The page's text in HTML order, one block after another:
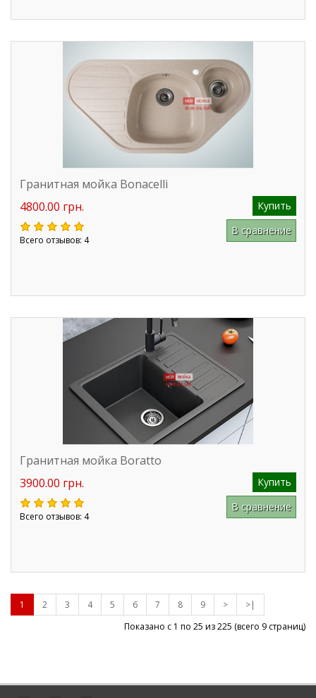
Гранитная мойка Bonacelli
4800.00 грн.
Купить
Всего отзывов: 4
В сравнение
Гранитная мойка Boratto
3900.00 грн.
Купить
Всего отзывов: 4
В сравнение
1 2 3 4 5 6 7 8 9 >
>|
Показано с 1 по 25 из225 (всего 9 страниц)